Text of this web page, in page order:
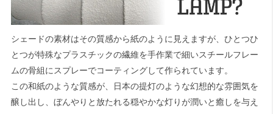
シェードの素材はその質感から紙のように見えますが、ひとつひ
とつが特殊なプラスチックの繊維を手作業で細いスチールフレー
ムの骨組にスプレーでコーティングして作られています。
この和紙のような質感が、日本の提灯のような幻想的な雰囲気を
醸し出し、ぼんやりと放たれる穏やかな灯りが潤いと癒しを与え